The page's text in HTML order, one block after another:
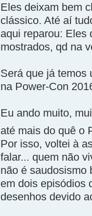
Eles deixam bem
clássico. Até aí
aqui reparou: Eles
mostrados, qd na
Será que já temos
na Power-Con
Eu ando muito,
até mais do quê o
Por isso, voltei à
falar... quem não
não é saudosismo
em dois episódios
desenhos devido